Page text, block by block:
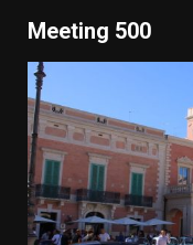
Meeting 500